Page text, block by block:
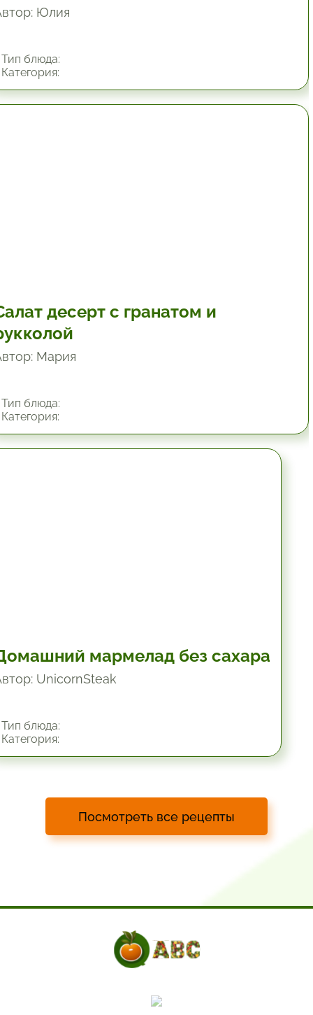
Юлия
блюда:
десерт с гранатом и
Мария
блюда:
мармелад без сахара
UnicornSteak
блюда:
Посмотреть все рецепты